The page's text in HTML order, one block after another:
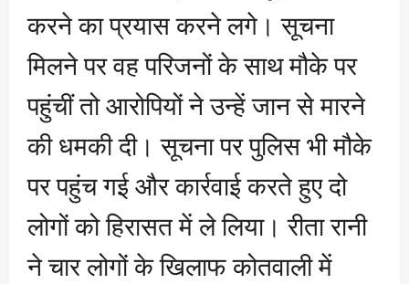
करने का प्रयास करने लगे। सूचना
मिलने पर वह परिजनों के साथ मौके पर
पहुंचीं तो आरोपियों ने उन्हें जान से मारने
की धमकी दी। सूचना पर पुलिस भी मौके
पर पहुंच गई और कार्रवाई करते हुए दो
लोगों को हिरासत में ले लिया। रीता रानी
ने चार लोगों के खिलाफ कोतवाली में